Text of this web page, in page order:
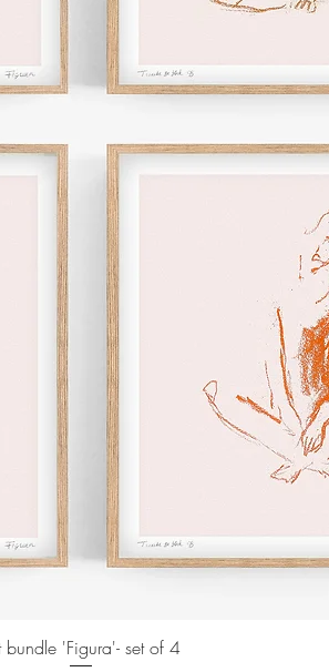
Snel overzicht
bundle 'Figura'- set of 4